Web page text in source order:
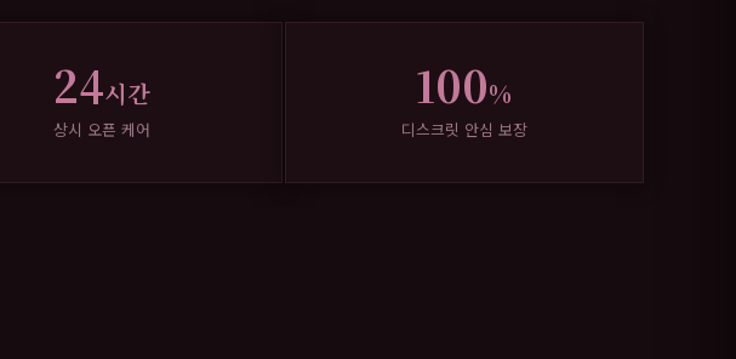
24시간
상시 오픈 케어
100%
디스크릿 안심 보장